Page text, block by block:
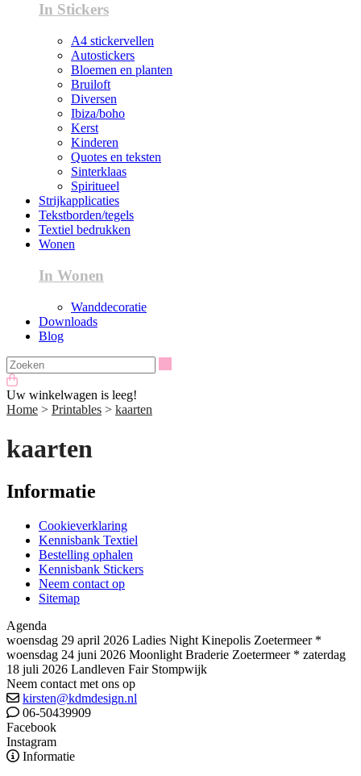
In Stickers
A4 stickervellen
Autostickers
Bloemen en planten
Bruiloft
Diversen
Ibiza/boho
Kerst
Kinderen
Quotes en teksten
Sinterklaas
Spiritueel
Strijkapplicaties
Tekstborden/tegels
Textiel bedrukken
Wonen
In Wonen
Wanddecoratie
Downloads
Blog
Uw winkelwagen is leeg!
Home > Printables > kaarten
kaarten
Informatie
Cookieverklaring
Kennisbank Textiel
Bestelling ophalen
Kennisbank Stickers
Neem contact op
Sitemap
Agenda
woensdag 29 april 2026 Ladies Night Kinepolis Zoetermeer *
woensdag 24 juni 2026 Moonlight Braderie Zoetermeer * zaterdag
18 juli 2026 Landleven Fair Stompwijk
Neem contact met ons op
kirsten@kdmdesign.nl
06-50439909
Facebook
Instagram
Informatie